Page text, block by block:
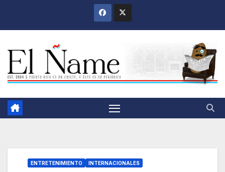
ENTRETENIMIENTO INTERNACIONALES